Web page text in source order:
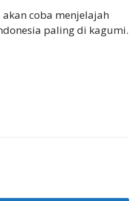
coba menjelajah
paling di kagumi.